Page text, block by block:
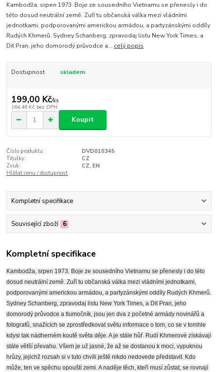
Kambodža, srpen 1973. Boje ze sousedního Vietnamu se přenesly i do
této dosud neutrální země. Zuří tu občanská válka mezi vládními
jednotkami, podporovanými americkou armádou, a partyzánskými oddíly
Rudých Khmerů. Sydney Schanberg, zpravodaj listu New York Times, a
Dit Pran, jeho domorodý průvodce a... celý popis
Dostupnost skladem
199,00 Kč/ks
164,46 Kč bez DPH
Koupit
Číslo produktu:
DVD010345
Titulky:
CZ
Zvuk:
CZ, EN
Hlídat cenu / dostupnost
Kompletní specifikace
Související zboží 6
Kompletní specifikace
Kambodža, srpen 1973. Boje ze sousedního Vietnamu se přenesly i do této
dosud neutrální země. Zuří tu občanská válka mezi vládními jednotkami,
podporovanými americkou armádou, a partyzánskými oddíly Rudých Khmerů.
Sydney Schanberg, zpravodaj listu New York Times, a Dit Pran, jeho
domorodý průvodce a tlumočník, jsou jen dva z početné armády novinářů a
fotografů, snažících se zprostředkovat světu informace o tom, co se v tomhle
kdysi tak nádherném koutě světa děje. A je stále hůř. Rudí Khmerové získávají
stále větší převahu. Všem je už jasné, že až se dostanou k moci, vypuknou
hrůzy, jejichž rozsah si v tuto chvíli ještě nikdo nedovede představit. Kdo
může, ten ve spěchu opouští zemi. A naděje těch, kteří musí zůstat, se rovnají